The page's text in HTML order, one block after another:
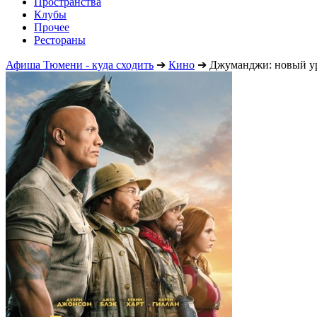
Клубы
Прочее
Рестораны
Афиша Тюмени - куда сходить ➔ Кино ➔ Джуманджи: новый